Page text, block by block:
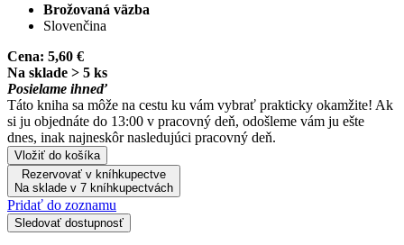
Brožovaná väzba
Slovenčina
Cena: 5,60 €
Na sklade > 5 ks
Posielame ihneď
Táto kniha sa môže na cestu ku vám vybrať prakticky okamžite! Ak
si ju objednáte do 13:00 v pracovný deň, odošleme vám ju ešte
dnes, inak najneskôr nasledujúci pracovný deň.
Vložiť do košíka
Rezervovať v kníhkupectve
Na sklade v 7 kníhkupectvách
Pridať do zoznamu
Sledovať dostupnosť